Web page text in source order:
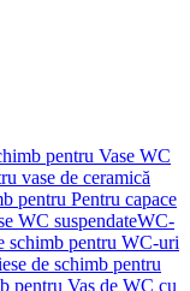
pentru Vase WC
vase de ceramică
pentru Pentru capace
WC suspendateWC-
schimb pentru WC-uri
de schimb pentru
pentru Vas de WC cu